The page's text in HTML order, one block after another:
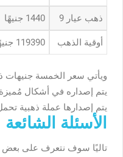
ذهب عيار 9 1440 جنيهًا
أوقية الذهب 119390 جنيهًا
يتم إصداره في أشكال
يتم إصدارها عملة ذهبية
الأسئلة الشائعة
تاليًا سوف نتعرف على بعض